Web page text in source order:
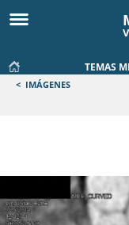
TEMAS
< IMÁGENES